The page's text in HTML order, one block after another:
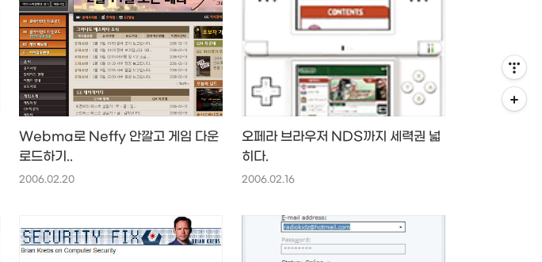
Webma로 Neffy 안깔고 게임 다운
로드하기..
2006.02.20
오페라 브라우저 NDS까지 세력권 넓
히다.
2006.02.16